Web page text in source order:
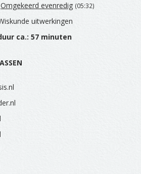
Omgekeerd evenredig (05:32)
uitwerkingen
ca.: 57 minuten